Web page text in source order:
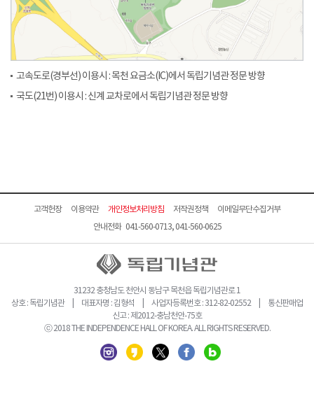
고속도로(경부선) 이용시 : 목천 요금소(IC)에서 독립기념관 정문 방향
국도(21번) 이용시 : 신계 교차로에서 독립기념관 정문 방향
고객헌장 이용약관 개인정보처리방침 저작권정책
이메일무단수집거부
안내전화 041-560-0713, 041-560-0625
31232 충청남도 천안시 동남구 목천읍 독립기념관로 1
상호 : 독립기념관 | 대표자명 : 김형석 | 사업자등록번호 : 312-82-02552 | 통신판매업
신고 : 제2012-충남천안-75호
ⓒ 2018 THE INDEPENDENCE HALL OF KOREA. ALL RIGHTS RESERVED.